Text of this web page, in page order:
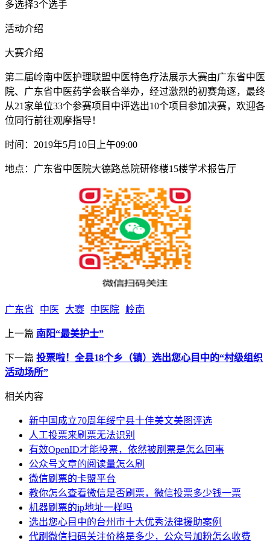
多选择3个选手
活动介绍
大赛介绍
第二届岭南中医护理联盟中医特色疗法展示大赛由广东省中医
院、广东省中医药学会联合举办，经过激烈的初赛角逐，最终
从21家单位33个参赛项目中评选出10个项目参加决赛，欢迎各
位同行前往观摩指导！
时间：2019年5月10日上午09:00
地点：广东省中医院大德路总院研修楼15楼学术报告厅
广东省 中医 大赛 中医院 岭南
上一篇 南阳“最美护士”
下一篇 投票啦！全县18个乡（镇）选出您心目中的“村级组织
活动场所”
相关内容
新中国成立70周年绥宁县十佳美文美图评选
人工投票来刷票无法识别
有效OpenID才能投票，依然被刷票是怎么回事
公众号文章的阅读量怎么刷
微信刷票的卡盟平台
教你怎么查看微信是否刷票，微信投票多少钱一票
机器刷票的ip地址一样吗
选出您心目中的台州市十大优秀法律援助案例
代刷微信扫码关注价格是多少，公众号加粉怎么收费